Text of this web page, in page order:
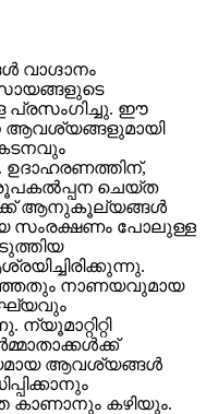
വാഗ്ദാനം
ഈ
ആവശ്യങ്ങളുമായി
ചെയ്ത
ആനുകൂല്യങ്ങൾ
സംരക്ഷണം പോലുള്ള
നാണയവുമായ
ആവശ്യങ്ങൾ
കാണാനും കഴിയും.